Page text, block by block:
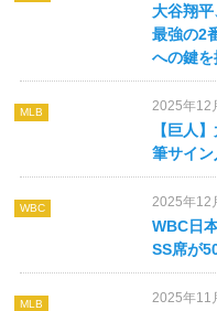
大谷翔
最強の2
への鍵
MLB 2025年12
【巨人
筆サイ
WBC 2025年12
WBC日
SS席が
MLB 2025年11